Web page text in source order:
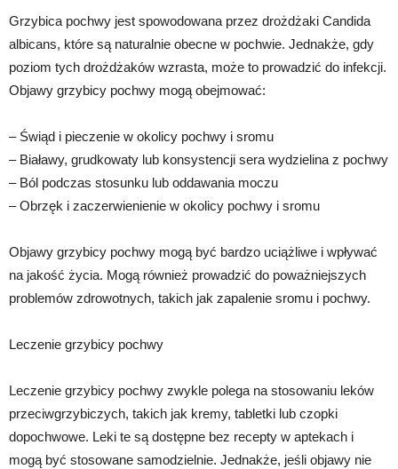
Grzybica pochwy jest spowodowana przez drożdżaki Candida
albicans, które są naturalnie obecne w pochwie. Jednakże, gdy
poziom tych drożdżaków wzrasta, może to prowadzić do infekcji.
Objawy grzybicy pochwy mogą obejmować:
– Świąd i pieczenie w okolicy pochwy i sromu
– Białawy, grudkowaty lub konsystencji sera wydzielina z pochwy
– Ból podczas stosunku lub oddawania moczu
– Obrzęk i zaczerwienienie w okolicy pochwy i sromu
Objawy grzybicy pochwy mogą być bardzo uciążliwe i wpływać
na jakość życia. Mogą również prowadzić do poważniejszych
problemów zdrowotnych, takich jak zapalenie sromu i pochwy.
Leczenie grzybicy pochwy
Leczenie grzybicy pochwy zwykle polega na stosowaniu leków
przeciwgrzybiczych, takich jak kremy, tabletki lub czopki
dopochwowe. Leki te są dostępne bez recepty w aptekach i
mogą być stosowane samodzielnie. Jednakże, jeśli objawy nie